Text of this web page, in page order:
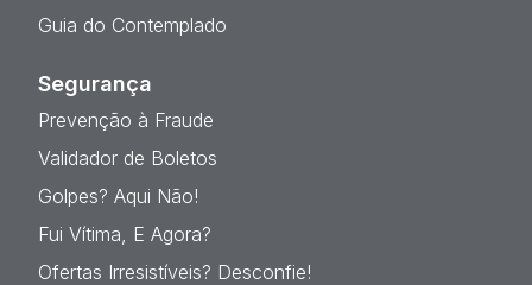
Guia do Contemplado
Segurança
Prevenção à Fraude
Validador de Boletos
Golpes? Aqui Não!
Fui Vítima, E Agora?
Ofertas Irresistíveis? Desconfie!